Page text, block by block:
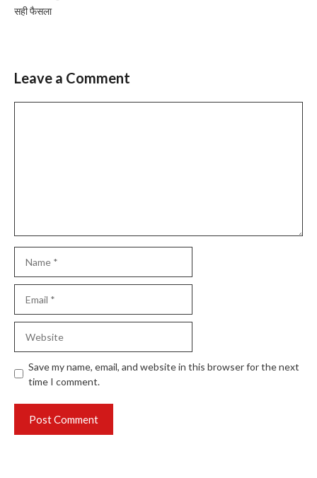
सही फैसला
Leave a Comment
Save my name, email, and website in this browser for the next
time I comment.